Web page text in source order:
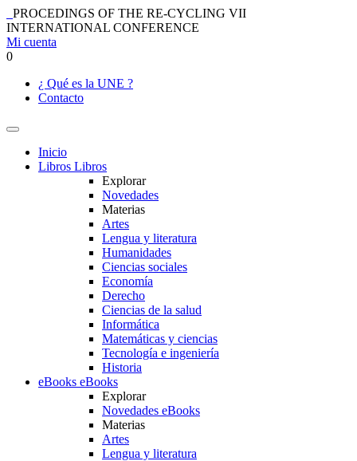
PROCEDINGS OF THE RE-CYCLING VII
INTERNATIONAL CONFERENCE
Mi cuenta
0
¿ Qué es la UNE ?
Contacto
Inicio
Libros Libros
Explorar
Novedades
Materias
Artes
Lengua y literatura
Humanidades
Ciencias sociales
Economía
Derecho
Ciencias de la salud
Informática
Matemáticas y ciencias
Tecnología e ingeniería
Historia
eBooks eBooks
Explorar
Novedades eBooks
Materias
Artes
Lengua y literatura